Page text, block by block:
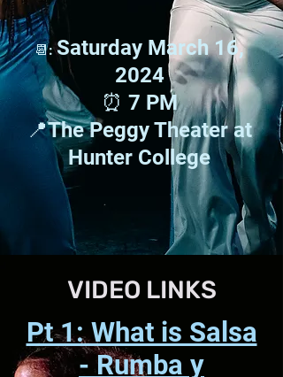
📆:Saturday March 16,
2024
⏰ 7 PM
📍The Peggy Theater at
Hunter College
VIDEO LINKS
Pt 1: What is Salsa
- Rumba y